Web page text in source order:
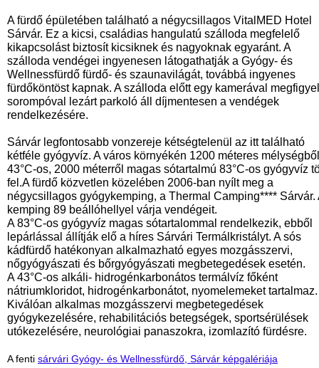
A fürdő épületében található a négycsillagos VitalMED Hotel
Sárvár. Ez a kicsi, családias hangulatú szálloda megfelelő
kikapcsolást biztosít kicsiknek és nagyoknak egyaránt. A
szálloda vendégei ingyenesen látogathatják a Gyógy- és
Wellnessfürdő fürdő- és szaunavilágát, továbbá ingyenes
fürdőköntöst kapnak. A szálloda előtt egy kamerával
sorompóval lezárt parkoló áll díjmentesen a vendégek
rendelkezésére.
Sárvár legfontosabb vonzereje kétségtelenül az itt található
kétféle gyógyvíz. A város környékén 1200 méteres mélységből
43°C-os, 2000 méterről magas sótartalmú 83°C-os gyógyvíz
fel.A fürdő közvetlen közelében 2006-ban nyílt meg a
négycsillagos gyógykemping, a Thermal Camping**** Sárvár.
kemping 89 beállóhellyel várja vendégeit.
A 83°C-os gyógyvíz magas sótartalommal rendelkezik, ebből
lepárlással állítják elő a híres Sárvári Termálkristályt. A sós
kádfürdő hatékonyan alkalmazható egyes mozgásszervi,
nőgyógyászati és bőrgyógyászati megbetegedések esetén.
A 43°C-os alkáli- hidrogénkarbonátos termálvíz főként
nátriumkloridot, hidrogénkarbonátot, nyomelemeket tartalmaz.
Kiválóan alkalmas mozgásszervi megbetegedések
gyógykezelésére, rehabilitációs betegségek, sportsérülések
utókezelésére, neurológiai panaszokra, izomlazító fürdésre.
A fenti sárvári Gyógy- és Wellnessfürdő, Sárvár képgalériája